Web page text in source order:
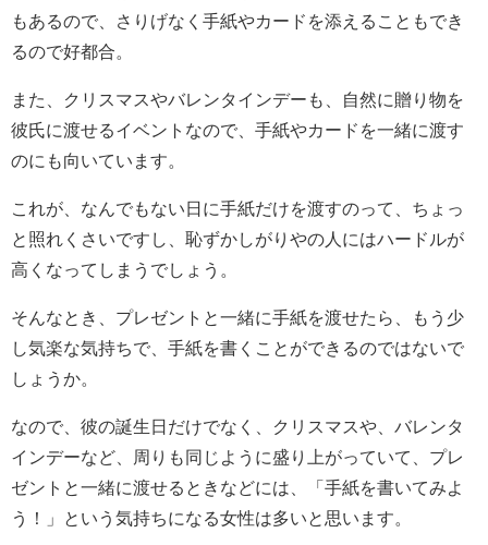
もあるので、さりげなく手紙やカードを添えることもでき
るので好都合。
また、クリスマスやバレンタインデーも、自然に贈り物を
彼氏に渡せるイベントなので、手紙やカードを一緒に渡す
のにも向いています。
これが、なんでもない日に手紙だけを渡すのって、ちょっ
と照れくさいですし、恥ずかしがりやの人にはハードルが
高くなってしまうでしょう。
そんなとき、プレゼントと一緒に手紙を渡せたら、もう少
し気楽な気持ちで、手紙を書くことができるのではないで
しょうか。
なので、彼の誕生日だけでなく、クリスマスや、バレンタ
インデーなど、周りも同じように盛り上がっていて、プレ
ゼントと一緒に渡せるときなどには、「手紙を書いてみよ
う！」という気持ちになる女性は多いと思います。